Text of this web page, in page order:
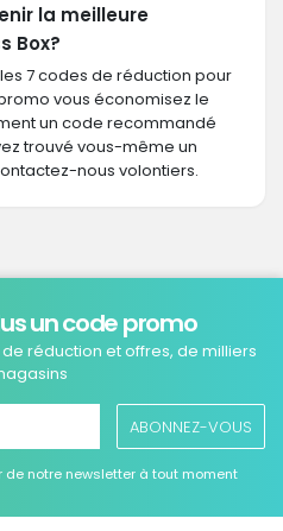
la meilleure
Box?
7 codes de réduction pour
vous économisez le
un code recommandé
trouvé vous-même un
nous volontiers.
un code promo
réduction et offres, de milliers
ABONNEZ-VOUS
notre newsletter à tout moment